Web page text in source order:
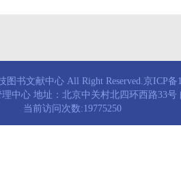
书文献中心 All Right Reserved.京ICP备
中心 地址：北京中关村北四环西路33号
当前访问次数:19775250